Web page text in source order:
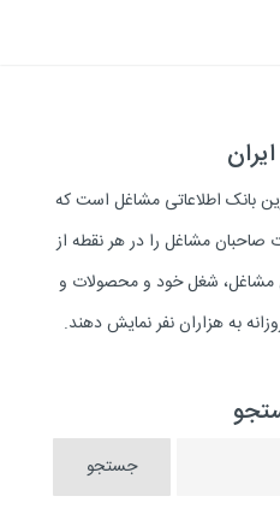
بزرگترین بانک اطلاعاتی مشاغل است که
مشاغل را در هر نقطه از
مشاغل، شغل خود و محصولات و
به هزاران نفر نمایش دهند.